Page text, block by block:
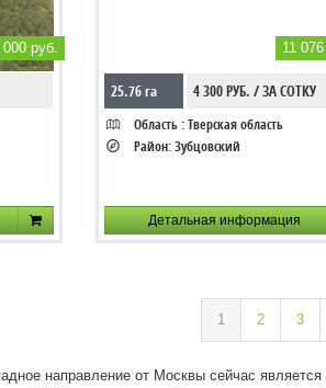
руб. 11
25.76 га 4 300 РУБ. / ЗА СОТКУ
Область :Тверская область
Район:Зубцовский
Детальная информация
1 2 3
направление от Москвы сейчас